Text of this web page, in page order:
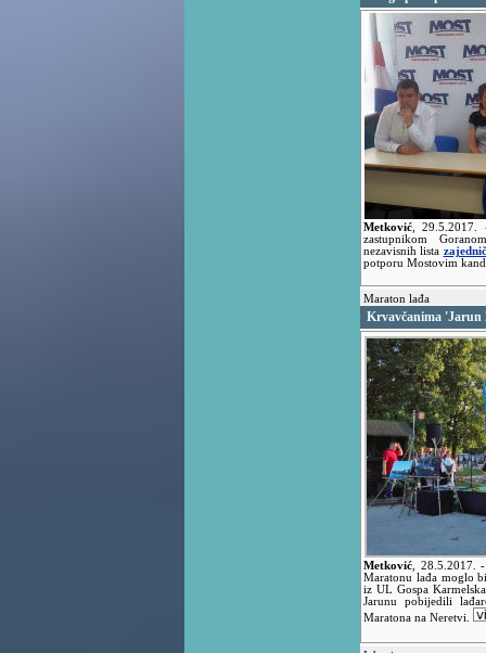
Metković ,29.5.2017.
zastupnikom
nezavisnih lista
potporu Mostovim
Maraton lađa
Krvavčanima 'Jarun
Metković 28.5.2017.
Maratonu lađa moglo
iz UL Gospa
Jarunu pobijedili
Maratona na Neretvi.